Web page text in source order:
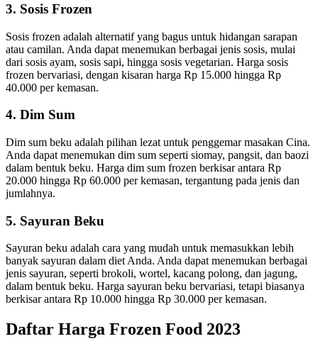
3. Sosis Frozen
Sosis frozen adalah alternatif yang bagus untuk hidangan sarapan
atau camilan. Anda dapat menemukan berbagai jenis sosis, mulai
dari sosis ayam, sosis sapi, hingga sosis vegetarian. Harga sosis
frozen bervariasi, dengan kisaran harga Rp 15.000 hingga Rp
40.000 per kemasan.
4. Dim Sum
Dim sum beku adalah pilihan lezat untuk penggemar masakan Cina.
Anda dapat menemukan dim sum seperti siomay, pangsit, dan baozi
dalam bentuk beku. Harga dim sum frozen berkisar antara Rp
20.000 hingga Rp 60.000 per kemasan, tergantung pada jenis dan
jumlahnya.
5. Sayuran Beku
Sayuran beku adalah cara yang mudah untuk memasukkan lebih
banyak sayuran dalam diet Anda. Anda dapat menemukan berbagai
jenis sayuran, seperti brokoli, wortel, kacang polong, dan jagung,
dalam bentuk beku. Harga sayuran beku bervariasi, tetapi biasanya
berkisar antara Rp 10.000 hingga Rp 30.000 per kemasan.
Daftar Harga Frozen Food 2023